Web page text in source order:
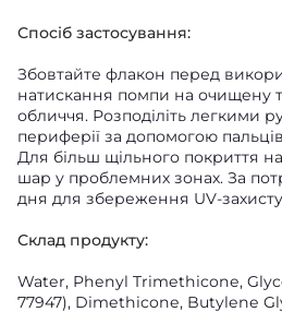
Спосіб застосування:
Збовтайте флакон перед
натискання помпи на очищену
обличчя. Розподіліть легкими
периферії за допомогою
Для більш щільного покриття
шар у проблемних зонах. За
дня для збереження UV-
Склад продукту:
Water, Phenyl Trimethicone,
77947), Dimethicone, Butylene